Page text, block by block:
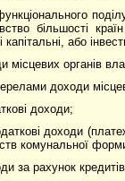
більшості
капітальні, або
місцевих органів
доходи
доходи;
доходи
комунальної
за рахунок